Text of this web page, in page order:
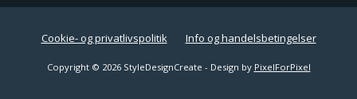
Cookie- og privatlivspolitik Info og handelsbetingelser
Copyright © 2026 StyleDesignCreate - Design by PixelForPixel